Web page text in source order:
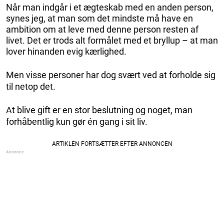
Når man indgår i et ægteskab med en anden person,
synes jeg, at man som det mindste må have en
ambition om at leve med denne person resten af
livet. Det er trods alt formålet med et bryllup – at man
lover hinanden evig kærlighed.
Men visse personer har dog svært ved at forholde sig
til netop det.
At blive gift er en stor beslutning og noget, man
forhåbentlig kun gør én gang i sit liv.